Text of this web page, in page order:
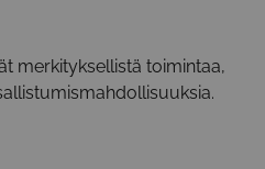
merkityksellistä toimintaa,